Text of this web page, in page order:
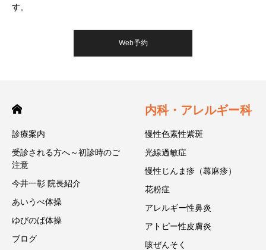
す。
Web予約
診療案内
受診される方へ～初診時のご
注意
今井一彰 院長紹介
あいうべ体操
ゆびのば体操
ブログ
内科・アレルギー科
慢性色素性紫斑
光線過敏症
慢性じんま疹（蕁麻疹）
花粉症
アレルギー性鼻炎
アトピー性皮膚炎
咳ぜんそく